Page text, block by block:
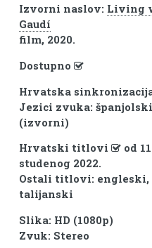
Izvorni naslov: Living
Gaudí
film, 2020.
Dostupno
Hrvatska
Jezici zvuka: španjolski
(izvorni)
Hrvatski titlovi
od
studenog 2022.
Ostali titlovi: engleski,
talijanski
Slika: HD (1080p)
Zvuk: Stereo